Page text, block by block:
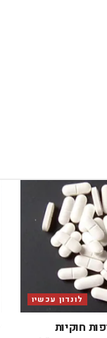
לונדון עכשיו
חוקיות